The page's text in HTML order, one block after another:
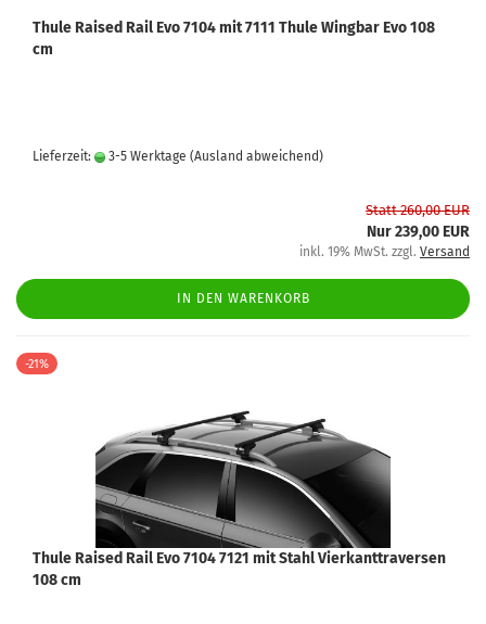
Thule Raised Rail Evo 7104 mit 7111 Thule Wingbar Evo 108
cm
Lieferzeit: 3-5 Werktage (Ausland abweichend)
Statt 260,00 EUR
Nur 239,00 EUR
inkl. 19% MwSt. zzgl. Versand
IN DEN WARENKORB
-21%
Thule Raised Rail Evo 7104 7121 mit Stahl Vierkanttraversen
108 cm